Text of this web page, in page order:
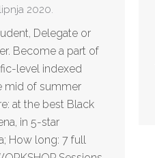
2020.
Delegate or
Become a part of
level indexed
mid of summer
at the best Black
in 5-star
How long: 7 full